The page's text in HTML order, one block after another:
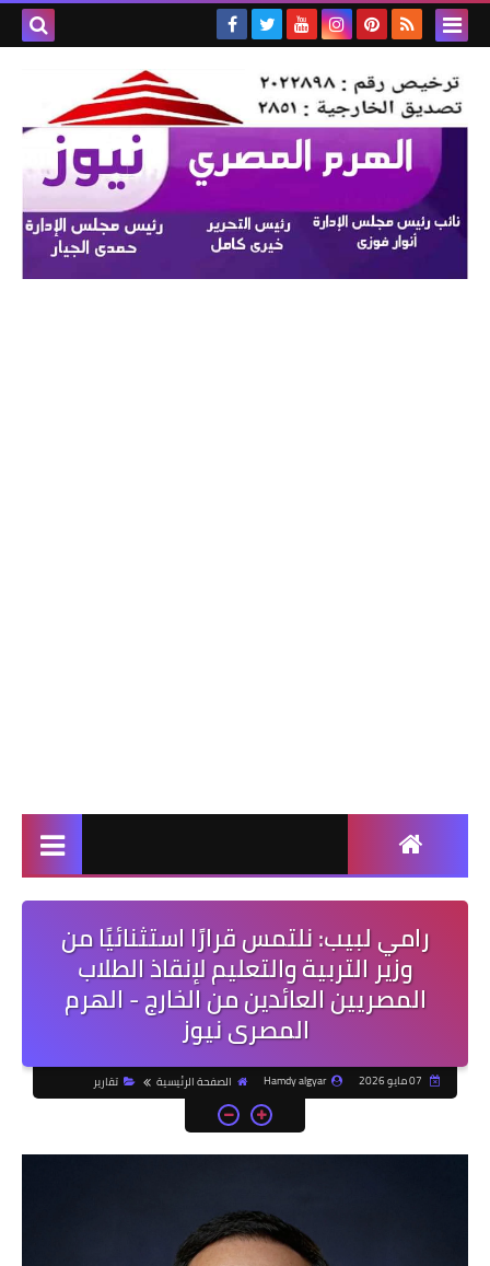
رامي لبيب: نلتمس قرارًا استثنائيًا من
وزير التربية والتعليم لإنقاذ الطلاب
المصريين العائدين من الخارج - الهرم
المصرى نيوز
Hamdy algyar الصفحة الرئيسية تقارير